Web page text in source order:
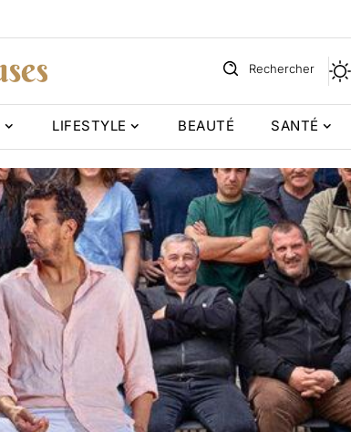
Rechercher
LIFESTYLE BEAUTÉ SANTÉ